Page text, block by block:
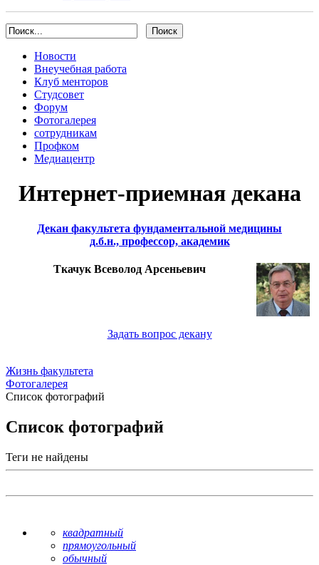
Новости
Внеучебная работа
Клуб менторов
Студсовет
Форум
Фотогалерея
сотрудникам
Профком
Медиацентр
Интернет-приемная декана
Декан факультета фундаментальной медицины
д.б.н., профессор, академик
Ткачук Всеволод Арсеньевич
Задать вопрос декану
Жизнь факультета
Фотогалерея
Список фотографий
Список фотографий
Теги не найдены
квадратный
прямоугольный
обычный